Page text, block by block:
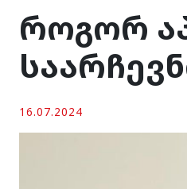
როგორ
16.07.2024